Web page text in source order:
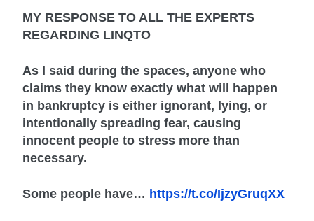
MY RESPONSE TO ALL THE EXPERTS
REGARDING LINQTO
As I said during the spaces, anyone who
claims they know exactly what will happen
in bankruptcy is either ignorant, lying, or
intentionally spreading fear, causing
innocent people to stress more than
necessary.
Some people have… https://t.co/IjzyGruqXX